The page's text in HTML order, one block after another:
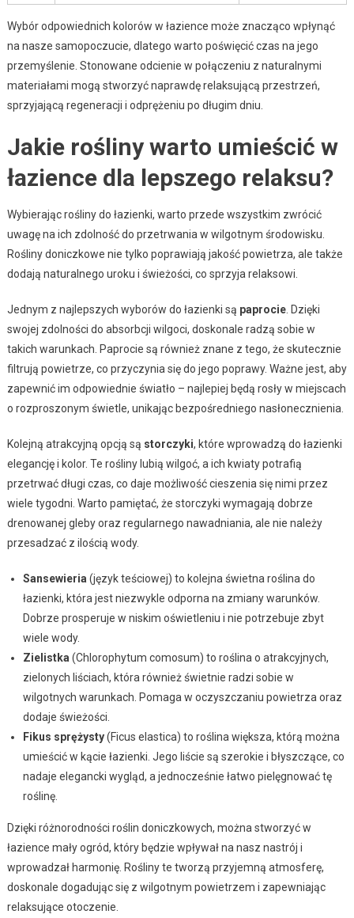
Wybór odpowiednich kolorów w łazience może znacząco wpłynąć
na nasze samopoczucie, dlatego warto poświęcić czas na jego
przemyślenie. Stonowane odcienie w połączeniu z naturalnymi
materiałami mogą stworzyć naprawdę relaksującą przestrzeń,
sprzyjającą regeneracji i odprężeniu po długim dniu.
Jakie rośliny warto umieścić w
łazience dla lepszego relaksu?
Wybierając rośliny do łazienki, warto przede wszystkim zwrócić
uwagę na ich zdolność do przetrwania w wilgotnym środowisku.
Rośliny doniczkowe nie tylko poprawiają jakość powietrza, ale także
dodają naturalnego uroku i świeżości, co sprzyja relaksowi.
Jednym z najlepszych wyborów do łazienki są paprocie. Dzięki
swojej zdolności do absorbcji wilgoci, doskonale radzą sobie w
takich warunkach. Paprocie są również znane z tego, że skutecznie
filtrują powietrze, co przyczynia się do jego poprawy. Ważne jest, aby
zapewnić im odpowiednie światło – najlepiej będą rosły w miejscach
o rozproszonym świetle, unikając bezpośredniego nasłonecznienia.
Kolejną atrakcyjną opcją są storczyki, które wprowadzą do łazienki
elegancję i kolor. Te rośliny lubią wilgoć, a ich kwiaty potrafią
przetrwać długi czas, co daje możliwość cieszenia się nimi przez
wiele tygodni. Warto pamiętać, że storczyki wymagają dobrze
drenowanej gleby oraz regularnego nawadniania, ale nie należy
przesadzać z ilością wody.
Sansewieria (język teściowej) to kolejna świetna roślina do
łazienki, która jest niezwykle odporna na zmiany warunków.
Dobrze prosperuje w niskim oświetleniu i nie potrzebuje zbyt
wiele wody.
Zielistka (Chlorophytum comosum) to roślina o atrakcyjnych,
zielonych liściach, która również świetnie radzi sobie w
wilgotnych warunkach. Pomaga w oczyszczaniu powietrza oraz
dodaje świeżości.
Fikus sprężysty(Ficus elastica) to roślina większa, którą można
umieścić w kącie łazienki. Jego liście są szerokie i błyszczące, co
nadaje elegancki wygląd, a jednocześnie łatwo pielęgnować tę
roślinę.
Dzięki różnorodności roślin doniczkowych, można stworzyć w
łazience mały ogród, który będzie wpływał na nasz nastrój i
wprowadzał harmonię. Rośliny te tworzą przyjemną atmosferę,
doskonale dogadując się z wilgotnym powietrzem i zapewniając
relaksujące otoczenie.